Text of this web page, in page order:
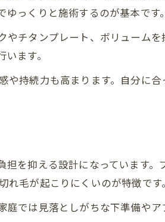
っくりと施術するのが基本です。
やチタンプレート、ボリュームを
ます。
や持続力も高まります。自分に合
を抑える設計になっています。
毛が起こりにくいのが特徴です。
庭では見落としがちな下準備やア